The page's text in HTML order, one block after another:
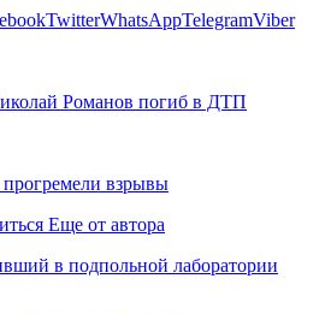
TwitterWhatsAppTelegramViber
Романов погиб в ДТП
взрывы
Еще от автора
в подпольной лаборатории